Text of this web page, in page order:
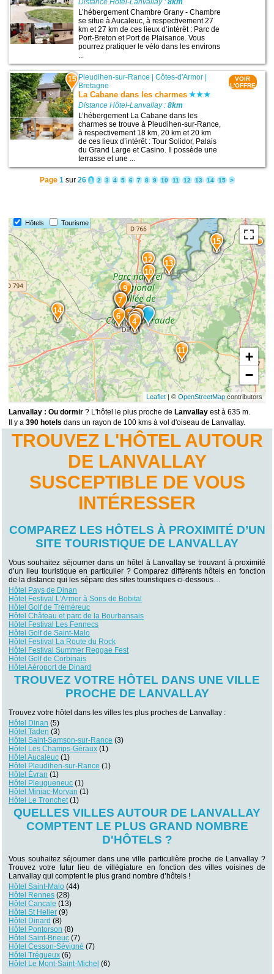
Distance Hôtel-Lanvallay :8km
L’hébergement Chambre Grany - Chambre
se situe à Aucaleuc, à respectivement 27
km et 27 km de ces lieux d’intérêt : Parc de
Port-Breton et Port de Plaisance. Vous
pourrez pratiquer le vélo dans les environs
...
15 Pleudihen-sur-Rance |Côtes-d'Armor
Bretagne
La Cabane dans les charmes
Distance Hôtel-Lanvallay :8km
L’hébergement La Cabane dans les
charmes se trouve à Pleudihen-sur-Rance,
à respectivement 18 km, 20 km et 20 km
de ces lieux d’intérêt : Tour Solidor, Palais
du Grand Large et Casino. Il possède une
terrasse et une ...
VOIR
L'OFFRE
Page 1sur 26 1 2 3 4 5 6 7 8 9 10 11 12 13 14 15 >
Hôtels Tourisme
15
14
13
12
11
10
9
8
7
6
5
4
321
+
−
Leaflet| © OpenStreetMapcontributors
Lanvallay : Ou dormir ? L'hôtel le plus proche de Lanvallay est à 635 m.
Il y a390 hotels dans un rayon de 100 kms à vol d'oiseau de Lanvallay.
TROUVEZ L'HÔTEL AUTOUR
DE LANVALLAY
SUSCEPTIBLE DE VOUS
INTÉRESSER
COMPAREZ LES HÔTELS À PROXIMITÉ D’UN
SITE TOURISTIQUE DE LANVALLAY
Vous souhaitez séjourner dans un hôtel à Lanvallay se trouvant à proximité
d’un lieu touristique en particulier ? Comparez différents hôtels en fonction
de la distance qui les sépare des sites touristiques ci-dessous…
Hôtel Pays de Dinan
Hôtel Festival L'Armor à Sons de Bobital
Hôtel Golf de Tréméreuc
Hôtel Château et parc de la Bourbansais
Hôtel Festival Les Fennecs
Hôtel Golf de Saint-Malo
Hôtel Festival La Route du Rock
Hôtel Festival Summer Reggae Fest
Hôtel Golf de Corbinais
Hôtel Aéroport de Dinard
TROUVEZ VOTRE HÔTEL DANS UNE VILLE
PROCHE DE LANVALLAY
Trouvez votre hôtel dans les villes les plus proches de Lanvallay :
Hôtel Dinan (5)
Hôtel Taden (3)
Hôtel Saint-Samson-sur-Rance (3)
Hôtel Les Champs-Géraux (1)
Hôtel Aucaleuc (1)
Hôtel Pleudihen-sur-Rance (1)
Hôtel Évran (1)
Hôtel Pleugueneuc (1)
Hôtel Miniac-Morvan (1)
Hôtel Le Tronchet(1)
QUELLES VILLES AUTOUR DE LANVALLAY
COMPTENT LE PLUS GRAND NOMBRE
D'HÔTELS ?
Vous souhaitez séjourner dans une ville particulière proche de Lanvallay ?
Trouvez votre futur lieu de villégiature en fonction des villes voisines de
Lanvallay qui comptent le plus grand nombre d’hôtels !
Hôtel Saint-Malo (44)
Hôtel Rennes (28)
Hôtel Cancale (13)
Hôtel St Helier (9)
Hôtel Dinard (8)
Hôtel Pontorson (8)
Hôtel Saint-Brieuc (7)
Hôtel Cesson-Sévigné (7)
Hôtel Trégueux (6)
Hôtel Le Mont-Saint-Michel (6)